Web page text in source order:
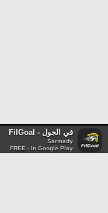
في الجول - FilGoal
Sarmady
FREE - In Google Play